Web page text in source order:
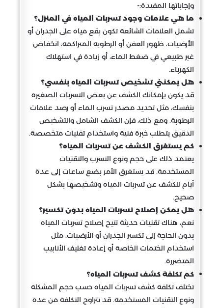
وإجاباتها المفيدة:-
ما هي علامات وجود تسربات المياه في المنزل؟
تشمل العلامات الشائعة تكون بقع مياه على الجدران أو
الأرضيات، ظهور العفن أو الرطوبة المتراكمة، انخفاض
غير طبيعي في ضغط الماء، أو زيادة في استهلاك
الكهرباء.
هل يمكنني تشخيص تسربات المياه بنفسي؟
قد يكون بإمكانك الكشف عن بعض التسربات الصغيرة
بنفسك، مثل تحديد مصدر تسرب الماء أو رصد علامات
الرطوبة. ومع ذلك، فإن الكشف الشامل والتشخيص
الدقيق يتطلب خبرة فنية واستخدام تقنيات متخصصة.
كم يستغرق الكشف عن تسربات المياه؟
يعتمد ذلك على حجم ونوع التسرب والتقنيات
المستخدمة. قد يستغرق الأمر بضع ساعات إلى عدة
أيام للكشف عن تسربات المياه وتشخيصها بشكل
صحيح.
هل يمكن إصلاح تسربات المياه بدون تكسير؟
نعم، هناك تقنيات حديثة تتيح إصلاح تسربات المياه
بدون الحاجة إلى تكسير الجدران أو الأرضيات. مثل
استخدام الختمات الخاصة أو إعادة تغليف الأنابيب
المتضررة.
كم تكلفة كشف تسربات المياه؟
تختلف تكلفة كشف تسربات المياه حسب حجم المشكلة
ونوع التقنيات المستخدمة. قد تتراوح التكلفة من عدة